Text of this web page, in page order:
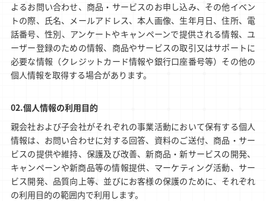
よるお問い合わせ、商品・サービスのお申し込み、その他イベン
トの際、氏名、メールアドレス、本人画像、生年月日、住所、電
話番号、性別、アンケートやキャンペーンで提供される情報、ユ
ーザー登録のための情報、商品やサービスの取引又はサポートに
必要な情報（クレジットカード情報や銀行口座番号等）その他の
個人情報を取得する場合があります。
個人情報の利用目的
親会社および子会社がそれぞれの事業活動において保有する個人
情報は、お問い合わせに対する回答、資料のご送付、商品・サー
ビスの提供や維持、保護及び改善、新商品・新サービスの開発、
キャンペーンや新商品等の情報提供、マーケティング活動、サー
ビス開発、品質向上等、並びにお客様の保護のために、それぞれ
の利用目的の範囲内で利用します。